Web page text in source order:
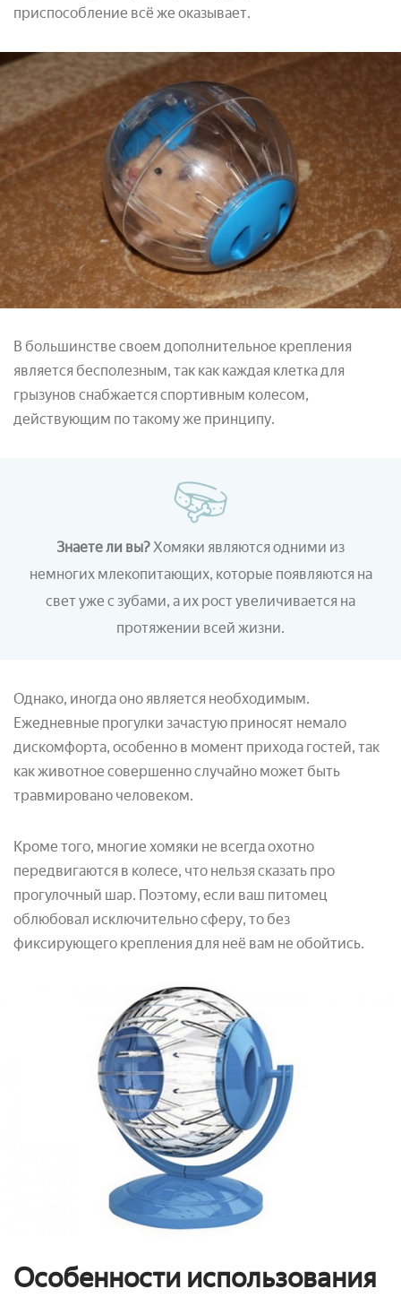
приспособление всё же оказывает.
В большинстве своем дополнительное крепления
является бесполезным, так как каждая клетка для
грызунов снабжается спортивным колесом,
действующим по такому же принципу.
Знаете ли вы?Хомяки являются одними из
немногих млекопитающих, которые появляются на
свет уже с зубами, а их рост увеличивается на
протяжении всей жизни.
Однако, иногда оно является необходимым.
Ежедневные прогулки зачастую приносят немало
дискомфорта, особенно в момент прихода гостей, так
как животное совершенно случайно может быть
травмировано человеком.
Кроме того, многие хомяки не всегда охотно
передвигаются в колесе, что нельзя сказать про
прогулочный шар. Поэтому, если ваш питомец
облюбовал исключительно сферу, то без
фиксирующего крепления для неё вам не обойтись.
Особенности использования